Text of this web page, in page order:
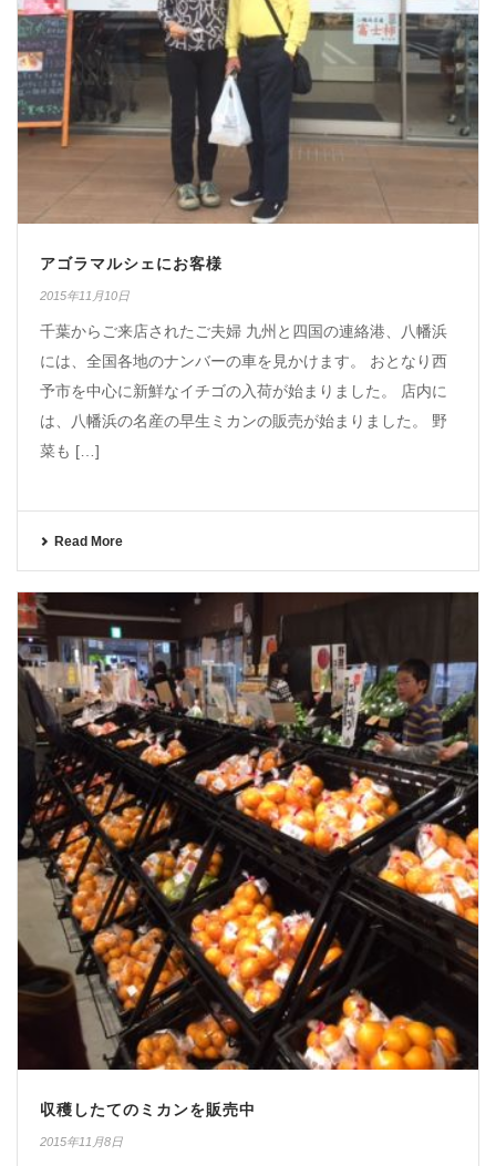
アゴラマルシェにお客様
2015年11月10日
千葉からご来店されたご夫婦 九州と四国の連絡港、八幡浜
には、全国各地のナンバーの車を見かけます。 おとなり西
予市を中心に新鮮なイチゴの入荷が始まりました。 店内に
は、八幡浜の名産の早生ミカンの販売が始まりました。 野
菜も […]
Read More
収穫したてのミカンを販売中
2015年11月8日